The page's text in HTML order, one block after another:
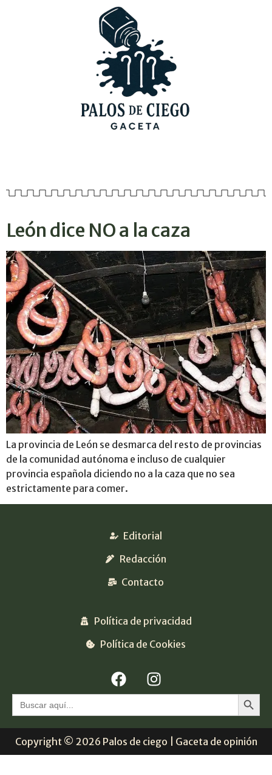
León dice NO a la caza
La provincia de León se desmarca del resto de provincias
de la comunidad autónoma e incluso de cualquier
provincia española diciendo no a la caza que no sea
estrictamente para comer.
Editorial
Redacción
Contacto
Política de privacidad
Política de Cookies
Buscar: Botón
Copyright © 2026 Palos de ciego | Gaceta de opinión